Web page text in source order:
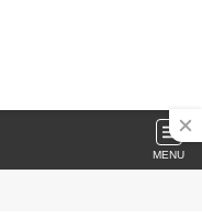
MENU